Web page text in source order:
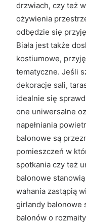
drzwiach, czy też
ożywienia
odbędzie się
Biała jest także
kostiumowe,
tematyczne. Jeśli
dekoracje sali,
idealnie się
one uniwersalne
napełniania
balonowe są
pomieszczeń w
spotkania czy też
balonowe
wahania zastąpią
girlandy balonowe
balonów o